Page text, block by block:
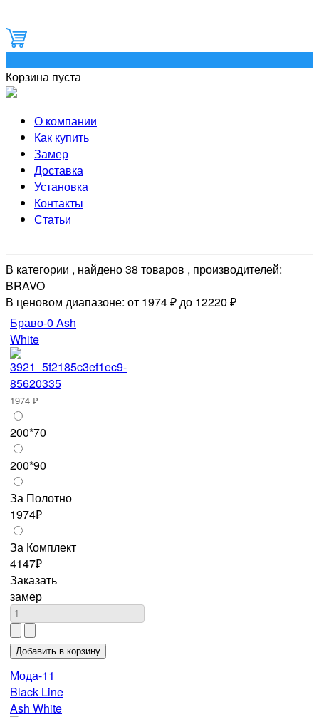
Корзина пуста
О компании
Как купить
Замер
Доставка
Установка
Контакты
Статьи
В категории , найдено 38 товаров , производителей:
BRAVO
В ценовом диапазоне: от 1974 ₽ до 12220 ₽
Браво-0 Ash
White
1974 ₽
200*70
200*90
За Полотно
1974₽
За Комплект
4147₽
Заказать
замер
Мода-11
Black Line
Ash White